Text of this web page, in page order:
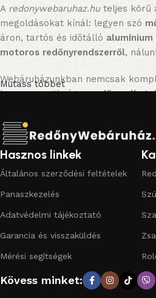
A redonywebaruhaz.huteljes körű
megoldásokat kínál: legyen szó
áron, tartós és időtálló
motoros redőnyrendszerről,
Webáruházunkban nemcsak
hanem a szükségesredőny
Emellett praktikus
kivitelben) és kiegészítőket is
kényelmes és biztonságos legyen.
Miért érdemes a Redőny
műanyag
redőnyön át a motoros
bevált
Gyors, egyszerű rendelés:online
Mutass többet
Hasznos linkek
Általános szerződési feltételek
Panaszkezelés
Adatvédelmi tájékoztató
Garancia és visszaküldés
Mérési segítségek
Kövess minket: